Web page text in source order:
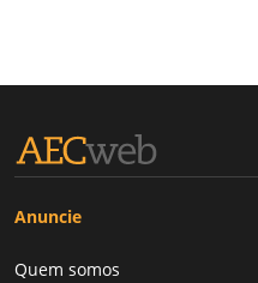
Anuncie
Quem somos